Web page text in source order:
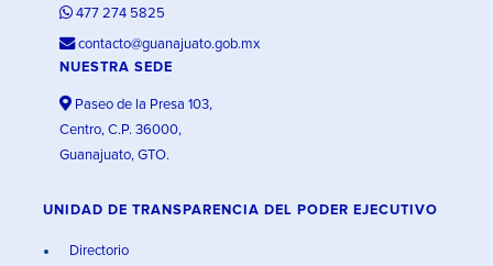
477 274 5825
contacto@guanajuato.gob.mx
NUESTRA SEDE
Paseo de la Presa 103,
Centro, C.P. 36000,
Guanajuato, GTO.
UNIDAD DE TRANSPARENCIA DEL PODER EJECUTIVO
Directorio